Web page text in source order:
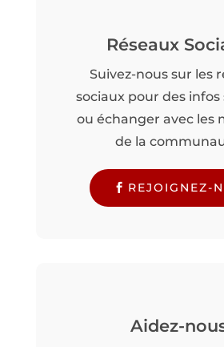
Réseaux
Suivez-nous sur les
sociaux pour des infos
ou échanger avec les
de la
REJOIGNEZ-
Aidez-